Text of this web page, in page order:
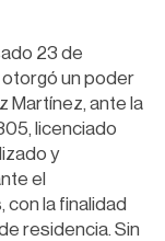
23 de
un poder
Martínez, ante la
licenciado
y
el
con la finalidad
residencia. Sin